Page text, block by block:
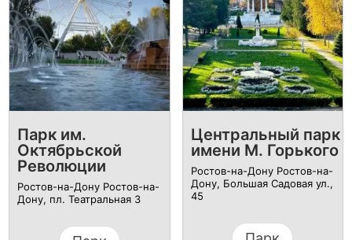
Парк им.
Октябрьской
Революции
Ростов-на-Дону Ростов-на-
Дону, пл. Театральная 3
Центральный парк
имени М. Горького
Ростов-на-Дону Ростов-на-
Дону, Большая Садовая ул.,
45